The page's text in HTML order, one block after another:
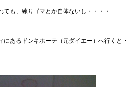
も、練りゴマとか自体ないし・・・・
にあるドンキホーテ（元ダイエー）へ行くと